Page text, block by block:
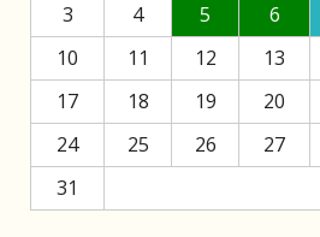
3
4 5 6
10
11 12 13
17
18 19 20
24
25 26 27
31